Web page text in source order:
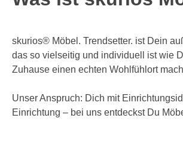
skurios® Möbel. Trendsetter. ist Dein
das so vielseitig und individuell ist wie
Zuhause einen echten Wohlfühlort
Unser Anspruch: Dich mit
Einrichtung – bei uns entdeckst Du